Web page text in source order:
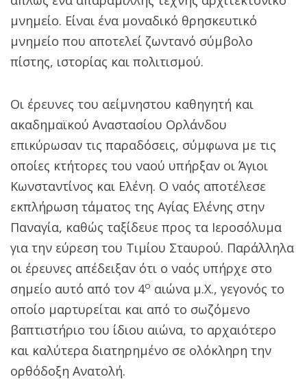
μνημείο. Είναι ένα μοναδικό θρησκευτικό
μνημείο που αποτελεί ζωντανό σύμβολο
πίστης, ιστορίας και πολιτισμού.
Οι έρευνες του αείμνηστου καθηγητή και
ακαδημαϊκού Αναστασίου Ορλάνδου
επικύρωσαν τις παραδόσεις, σύμφωνα με τις
οποίες κτήτορες του ναού υπήρξαν οι Άγιοι
Κωνσταντίνος και Ελένη. Ο ναός αποτέλεσε
εκπλήρωση τάματος της Αγίας Ελένης στην
Παναγία, καθώς ταξίδευε προς τα Ιεροσόλυμα
για την εύρεση του Τιμίου Σταυρού. Παράλληλα
οι έρευνες απέδειξαν ότι ο ναός υπήρχε στο
σημείο αυτό από τον 4ο αιώνα μ.Χ., γεγονός το
οποίο μαρτυρείται και από το σωζόμενο
βαπτιστήριο του ίδιου αιώνα, το αρχαιότερο
και καλύτερα διατηρημένο σε ολόκληρη την
ορθόδοξη Ανατολή.